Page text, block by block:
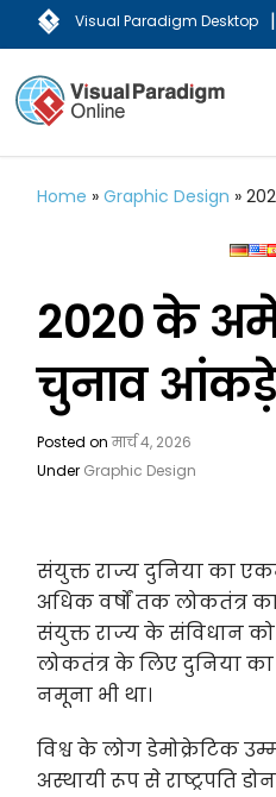
Visual Paradigm Desktop |
Home »Graphic Design »
2020 के
चुनाव आंकड़े
Posted onमार्च 4, 2026
Under Graphic Design
संयुक्त राज्य दुनिया का
अधिक वर्षों तक लोकतंत्र
संयुक्त राज्य के संविधान
लोकतंत्र के लिए दुनिया
नमूना भी था।
विश्व के लोग डेमोक्रेटिक
अस्थायी रूप से राष्ट्रपति